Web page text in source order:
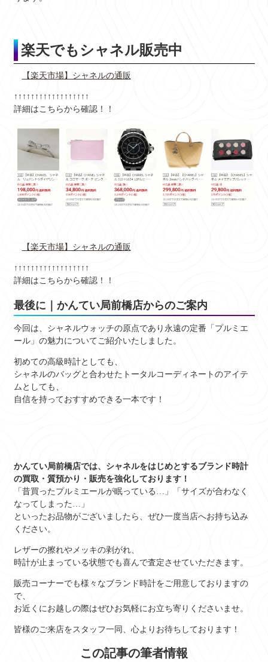
楽天でもシャネル販売中
【楽天市場】シャネルの通販
↑↑↑↑↑↑↑↑↑↑↑↑↑↑↑↑↑↑
詳細はこちらから確認！！
【楽天市場】シャネルの通販
↑↑↑↑↑↑↑↑↑↑↑↑↑↑↑↑↑↑
詳細はこちらから確認！！
最後に｜かんてい局前橋店からのご案内
今回は、シャネルウォッチの原点であり永遠の定番「プルミエ
ール」の魅力についてご紹介いたしました。
初めての高級時計としても、
シャネルのバッグと合わせたトータルコーディネートのアイテ
ムとしても、
自信を持っておすすめできる一本です！
かんてい局前橋店では、シャネルをはじめとするブランド時計
の買取・質預かり・販売を強化しております！
「昔買ったプルミエールが眠っている…」「サイズが合わなく
なってしまった…」
といったお品物がございましたら、ぜひ一度当店へお持ち込み
ください。
レザーの擦れやメッキの剥がれ、
時計が止まっている状態でも喜んで査定させていただきます。
販売コーナーでも様々なブランド時計をご用意しておりますの
で、
お近くにお越しの際はぜひお気軽にお立ち寄りくださいませ。
皆様のご来店をスタッフ一同、心よりお待ちしております！
この記事の筆者情報